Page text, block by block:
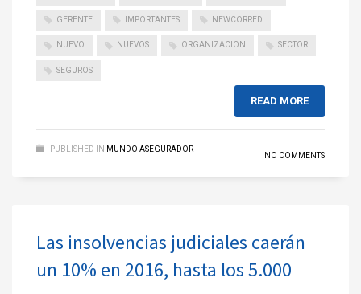
GERENTE IMPORTANTES NEWCORRED
NUEVO NUEVOS ORGANIZACION SECTOR
SEGUROS
READ MORE
PUBLISHED IN MUNDO ASEGURADOR
NO COMMENTS
Las insolvencias judiciales caerán
un 10% en 2016, hasta los 5.000